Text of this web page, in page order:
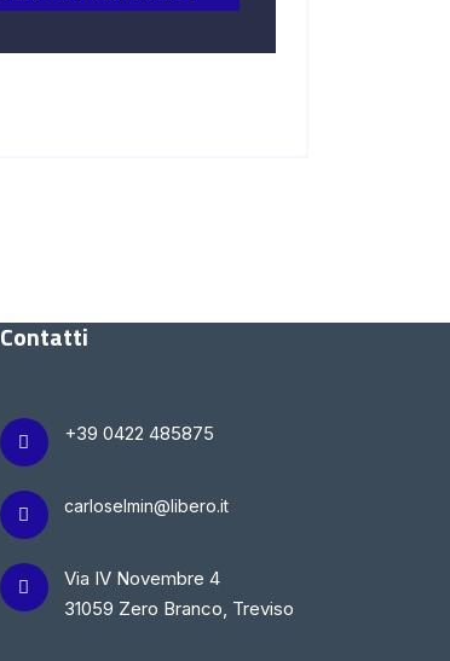
Contatti
+39 0422 485875
carloselmin@libero.it
Via IV Novembre 4
31059 Zero Branco, Treviso